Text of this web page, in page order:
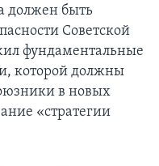
должен быть
Советской
фундаментальные
которой должны
в новых
«стратегии